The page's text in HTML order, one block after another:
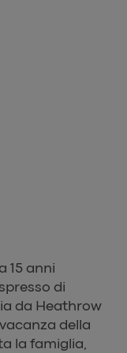
15 anni
di
da Heathrow
della
la famiglia,